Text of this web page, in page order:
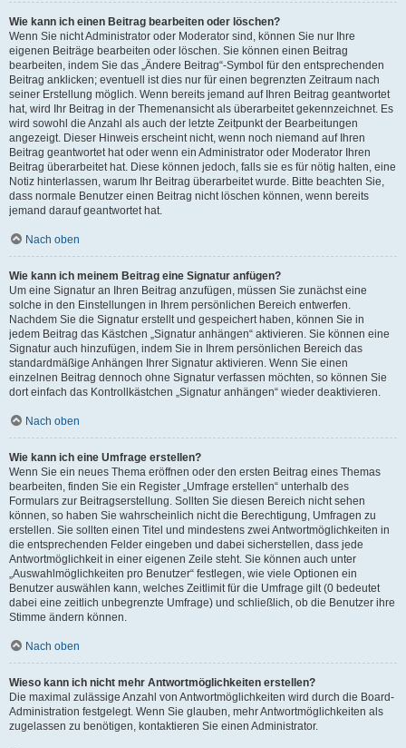
Wie kann ich einen Beitrag bearbeiten oder löschen?
Wenn Sie nicht Administrator oder Moderator sind, können Sie nur Ihre
eigenen Beiträge bearbeiten oder löschen. Sie können einen Beitrag
bearbeiten, indem Sie das „Ändere Beitrag“-Symbol für den entsprechenden
Beitrag anklicken; eventuell ist dies nur für einen begrenzten Zeitraum nach
seiner Erstellung möglich. Wenn bereits jemand auf Ihren Beitrag geantwortet
hat, wird Ihr Beitrag in der Themenansicht als überarbeitet gekennzeichnet. Es
wird sowohl die Anzahl als auch der letzte Zeitpunkt der Bearbeitungen
angezeigt. Dieser Hinweis erscheint nicht, wenn noch niemand auf Ihren
Beitrag geantwortet hat oder wenn ein Administrator oder Moderator Ihren
Beitrag überarbeitet hat. Diese können jedoch, falls sie es für nötig halten, eine
Notiz hinterlassen, warum Ihr Beitrag überarbeitet wurde. Bitte beachten Sie,
dass normale Benutzer einen Beitrag nicht löschen können, wenn bereits
jemand darauf geantwortet hat.
Nach oben
Wie kann ich meinem Beitrag eine Signatur anfügen?
Um eine Signatur an Ihren Beitrag anzufügen, müssen Sie zunächst eine
solche in den Einstellungen in Ihrem persönlichen Bereich entwerfen.
Nachdem Sie die Signatur erstellt und gespeichert haben, können Sie in
jedem Beitrag das Kästchen „Signatur anhängen“ aktivieren. Sie können eine
Signatur auch hinzufügen, indem Sie in Ihrem persönlichen Bereich das
standardmäßige Anhängen Ihrer Signatur aktivieren. Wenn Sie einen
einzelnen Beitrag dennoch ohne Signatur verfassen möchten, so können Sie
dort einfach das Kontrollkästchen „Signatur anhängen“ wieder deaktivieren.
Nach oben
Wie kann ich eine Umfrage erstellen?
Wenn Sie ein neues Thema eröffnen oder den ersten Beitrag eines Themas
bearbeiten, finden Sie ein Register „Umfrage erstellen“ unterhalb des
Formulars zur Beitragserstellung. Sollten Sie diesen Bereich nicht sehen
können, so haben Sie wahrscheinlich nicht die Berechtigung, Umfragen zu
erstellen. Sie sollten einen Titel und mindestens zwei Antwortmöglichkeiten in
die entsprechenden Felder eingeben und dabei sicherstellen, dass jede
Antwortmöglichkeit in einer eigenen Zeile steht. Sie können auch unter
„Auswahlmöglichkeiten pro Benutzer“ festlegen, wie viele Optionen ein
Benutzer auswählen kann, welches Zeitlimit für die Umfrage gilt (0 bedeutet
dabei eine zeitlich unbegrenzte Umfrage) und schließlich, ob die Benutzer ihre
Stimme ändern können.
Nach oben
Wieso kann ich nicht mehr Antwortmöglichkeiten erstellen?
Die maximal zulässige Anzahl von Antwortmöglichkeiten wird durch die Board-
Administration festgelegt. Wenn Sie glauben, mehr Antwortmöglichkeiten als
zugelassen zu benötigen, kontaktieren Sie einen Administrator.